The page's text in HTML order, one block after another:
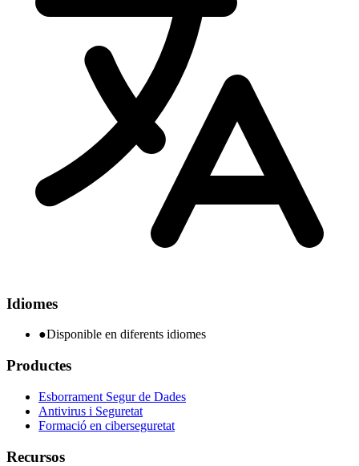
Idiomes
●Disponible en diferents idiomes
Productes
Esborrament Segur de Dades
Antivirus i Seguretat
Formació en ciberseguretat
Recursos